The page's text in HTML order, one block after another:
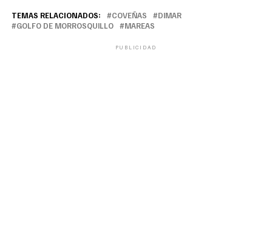
TEMAS RELACIONADOS: COVEÑAS
DIMAR
GOLFO DE MORROSQUILLO
MAREAS
PUBLICIDAD